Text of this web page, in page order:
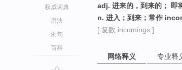
权威词典
用法
例句
百科
adj. 进来的，到来的； 即
n. 进入；到来；常作
[ 复数 incomings ]
网络释义 专业释